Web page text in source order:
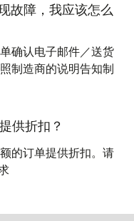
故障，我应该怎么
确认电子邮件／送货
制造商的说明告知制
供折扣？
的订单提供折扣。请